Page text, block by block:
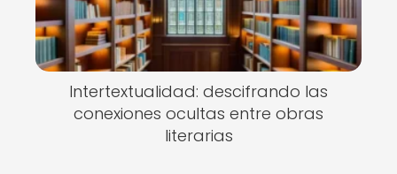
Intertextualidad: descifrando las
conexiones ocultas entre obras
literarias